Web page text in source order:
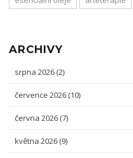
ARCHIVY
srpna 2026 (2)
července 2026 (10)
června 2026 (7)
května 2026 (9)